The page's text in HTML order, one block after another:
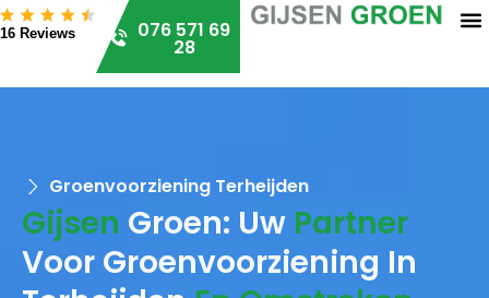
16 Reviews 076 571 69
28
Groenvoorziening Terheijden
Gijsen Groen: Uw Partner
Voor Groenvoorziening In